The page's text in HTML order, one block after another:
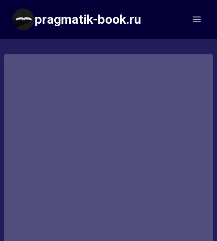
Перейти
содержимому
pragmatik-book.ru